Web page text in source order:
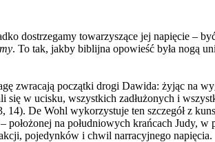
dostrzegamy towarzyszące jej napięcie –
. To tak, jakby biblijna opowieść była nogą
zwracają początki drogi Dawida: żyjąc na
się w ucisku, wszystkich zadłużonych i
De Wohl wykorzystuje ten szczegół z
położonej na południowych krańcach Judy,
pojedynków i chwil narracyjnego napięcia.